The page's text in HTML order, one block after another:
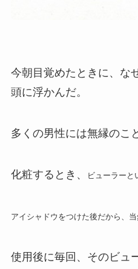
今朝目覚めたときに、な
頭に浮かんだ。
多くの男性には無縁のこ
化粧するとき、 ビューラーと
アイシャドウをつけた後だから、
使用後に毎回、そのビュ